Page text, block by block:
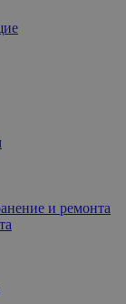
и ремонта